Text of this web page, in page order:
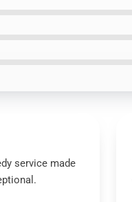
service made